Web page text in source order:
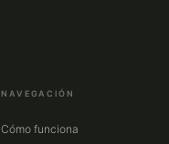
NAVEGACIÓN
Cómo funciona